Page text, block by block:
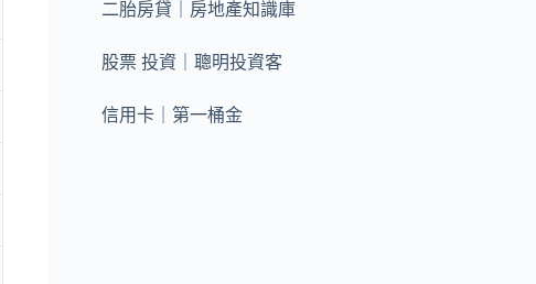
二胎房貸｜房地產知識庫
股票 投資｜聰明投資客
信用卡｜第一桶金